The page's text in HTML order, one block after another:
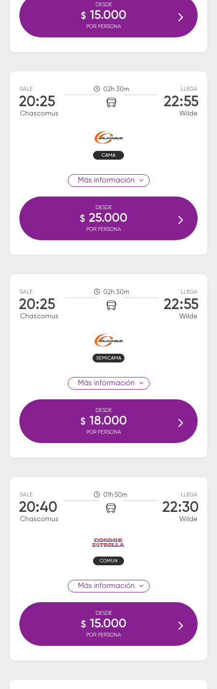
DESDE
$ 15.000
POR PERSONA
SALE
20:25
Chascomus
02h 30m LLEGA
22:55
Wilde
CAMA
información
DESDE
$ 25.000
POR PERSONA
SALE
20:25
Chascomus
02h 30m LLEGA
22:55
Wilde
SEMICAMA
información
DESDE
$ 18.000
POR PERSONA
SALE
20:40
Chascomus
01h 50m LLEGA
22:30
Wilde
COMUN
información
DESDE
$ 15.000
POR PERSONA